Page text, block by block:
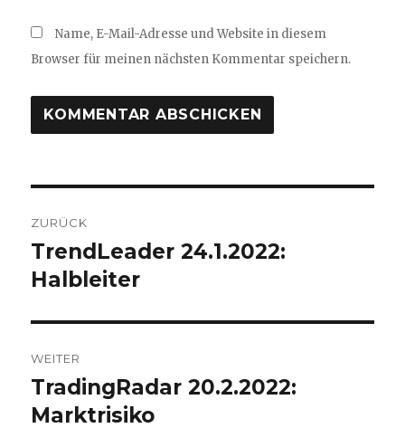
Name, E-Mail-Adresse und Website in diesem
Browser für meinen nächsten Kommentar speichern.
ZURÜCK
Vorheriger
Beitrag:
TrendLeader 24.1.2022:
Halbleiter
WEITER
Nächster
Beitrag:
TradingRadar 20.2.2022:
Marktrisiko